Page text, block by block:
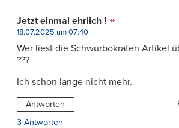
Jetzt einmal ehrlich !
18.07.2025 um 07:40
Wer liest die Schwurbokraten Artikel
???
Ich schon lange nicht mehr.
Antworten
3 Antworten